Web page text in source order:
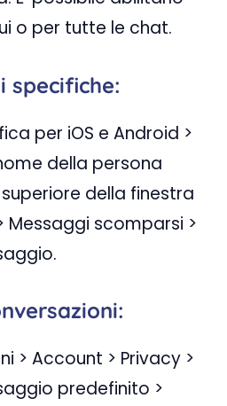
o per tutte le chat.
specifiche:
per iOS e Android >
della persona
della finestra
​​Messaggi scomparsi >
> Account > Privacy >
predefinito >